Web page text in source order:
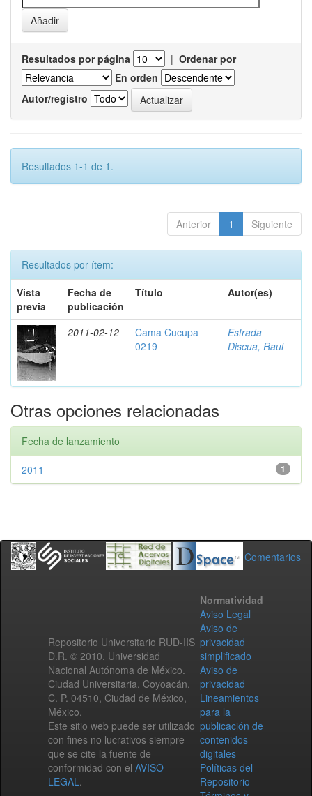
Resultados por página | Ordenar por
En orden
Autor/registro
Resultados 1-1 de 1.
Anterior 1 Siguiente
Resultados por ítem:
Vista
previa
Fecha de
publicación
Título Autor(es)
2011-02-12
Cama Cucupa
0219
Estrada
Discua, Raul
Otras opciones relacionadas
Fecha de lanzamiento
1
2011
Comentarios
Repositorio Universitario RUD-IIS
D.R. © 2010. Universidad
Nacional Autónoma de México.
Ciudad Universitaria, Coyoacán,
C. P. 04510, Ciudad de México,
México.
Este sitio web puede ser utilizado
con fines no lucrativos siempre
que se cite la fuente de
conformidad con el AVISO
LEGAL.
Normatividad
Aviso Legal
Aviso de
privacidad
simplificado
Aviso de
privacidad
Lineamientos
para la
publicación de
contenidos
digitales
Políticas del
Repositorio